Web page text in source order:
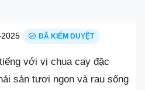
ĐÃ KIỂM DUYỆT
với vị chua cay đặc
sản tươi ngon và rau sống